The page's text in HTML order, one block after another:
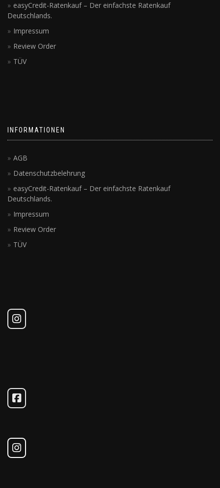
easyCredit-Ratenkauf – Der einfachste Ratenkauf
Deutschlands.
Impressum
Review Order
TÜV
INFORMATIONEN
AGB
Datenschutzbelehrung
easyCredit-Ratenkauf – Der einfachste Ratenkauf
Deutschlands.
Impressum
Review Order
TÜV